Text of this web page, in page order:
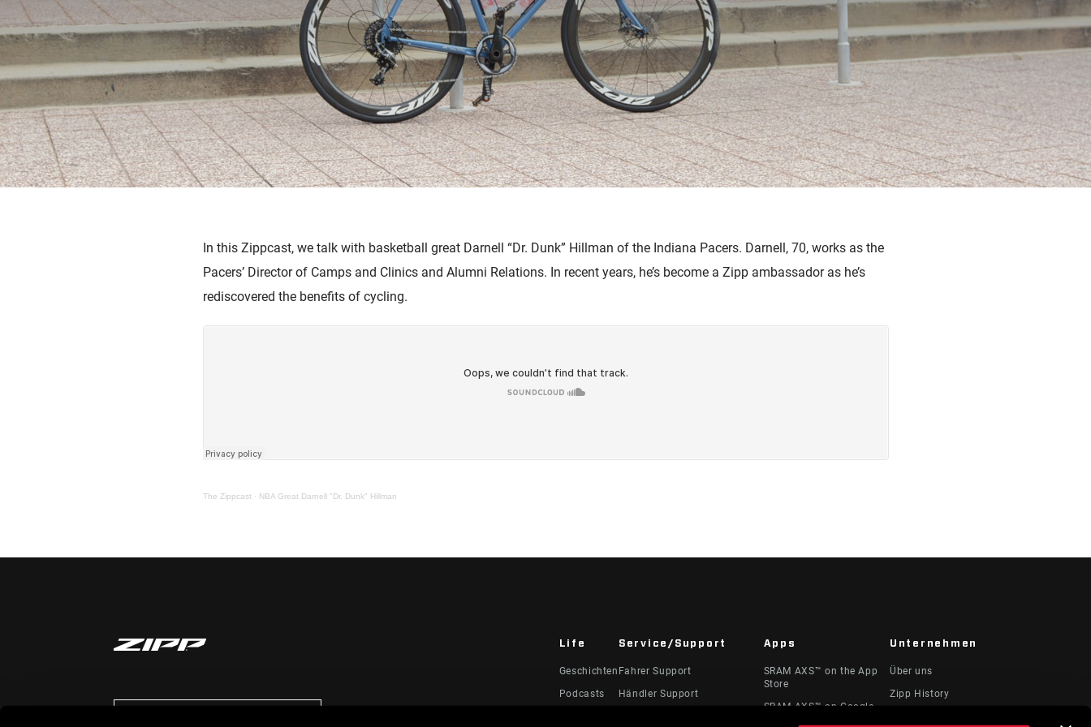
Zubehör
In this Zippcast, we talk with basketball great Darnell “Dr. Dunk” Hillman of the Indiana Pacers. Darnell, 70, works as the
Pacers’ Director of Camps and Clinics and Alumni Relations. In recent years, he’s become a Zipp ambassador as he’s
rediscovered the benefits of cycling.
The Zippcast · NBA Great Darnell "Dr. Dunk" Hillman
Life
Geschichten
Podcasts
Service/Support
Fahrer Support
Händler Support
Apps
SRAM AXS™ on the App
Store
SRAM AXS™ on Google
Unternehmen
Über uns
Zipp History